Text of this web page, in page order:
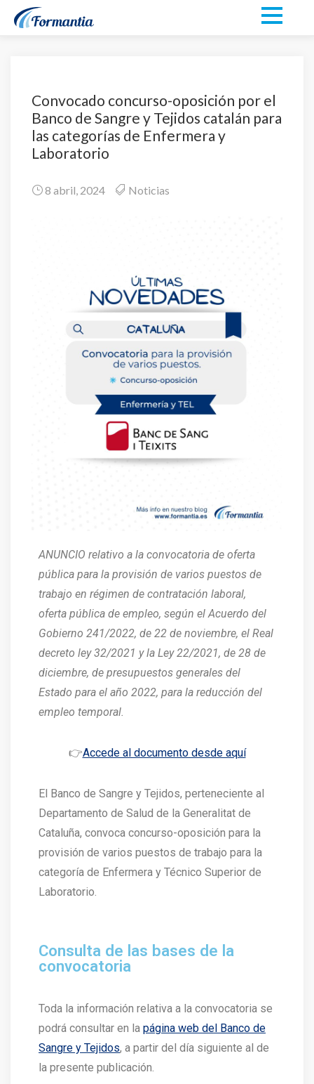
Convocado concurso-oposición por el
Banco de Sangre y Tejidos catalán para
las categorías de Enfermera y
Laboratorio
8 abril, 2024 Noticias
ANUNCIO relativo a la convocatoria de oferta
pública para la provisión de varios puestos de
trabajo en régimen de contratación laboral,
oferta pública de empleo, según el Acuerdo del
Gobierno 241/2022, de 22 de noviembre, el Real
decreto ley 32/2021 y la Ley 22/2021, de 28 de
diciembre, de presupuestos generales del
Estado para el año 2022, para la reducción del
empleo temporal.
👉Accede al documento desde aquí
El Banco de Sangre y Tejidos, perteneciente al
Departamento de Salud de la Generalitat de
Cataluña, convoca concurso-oposición para la
provisión de varios puestos de trabajo para la
categoría de Enfermera y Técnico Superior de
Laboratorio.
Consulta de las bases de la
convocatoria
Toda la información relativa a la convocatoria se
podrá consultar en la página web del Banco de
Sangre y Tejidos, a partir del día siguiente al de
la presente publicación.